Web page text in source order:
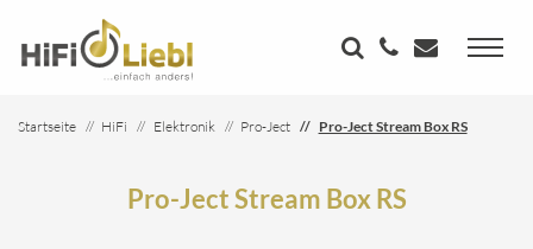
Startseite HiFi Elektronik Pro-Ject Pro-Ject Stream Box RS
Pro-Ject Stream Box RS